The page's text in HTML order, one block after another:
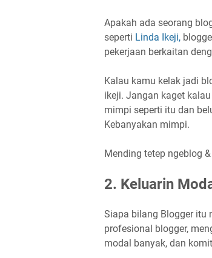
Apakah ada seorang
seperti Linda Ikeji,
pekerjaan berkaitan
Kalau kamu kelak jadi
ikeji. Jangan kaget
mimpi seperti itu dan
Kebanyakan mimpi.
Mending tetep ngeblog
2. Keluarin
Siapa bilang Blogger itu
profesional blogger,
modal banyak, dan